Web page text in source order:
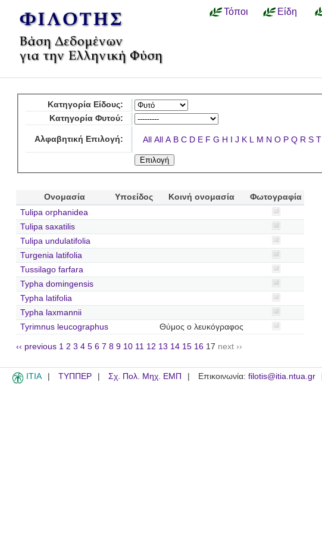
Τόποι Είδη
Κατηγορία Είδους:
Κατηγορία Φυτού:
Αλφαβητική Επιλογή: All All A B C D E F G H I J K L M N O P Q R S T
Ονομασία Υποείδος Κοινή ονομασία
Φωτογραφία
Tulipa orphanidea
Tulipa saxatilis
Tulipa undulatifolia
Turgenia latifolia
Tussilago farfara
Typha domingensis
Typha latifolia
Typha laxmannii
Tyrimnus leucographus
Θύμος ο λευκόγραφος
‹‹ previous 1 2 3 4 5 6 7 8 9 10 11 12 13 14 15 16 17 next ››
ITIA ΤΥΠΠΕΡ Σχ. Πολ. Μηχ. ΕΜΠ Επικοινωνία: filotis@itia.ntua.gr